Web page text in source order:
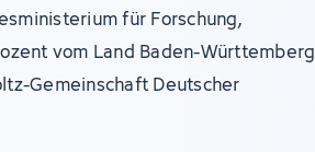
für Forschung,
vom Land Baden-Württemberg
Gemeinschaft Deutscher